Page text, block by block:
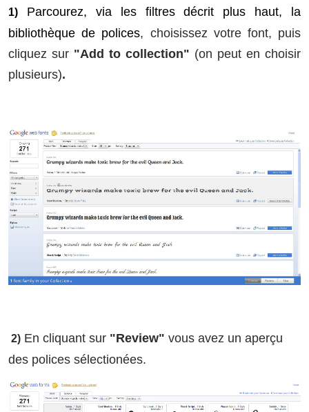
1) Parcourez, via les filtres décrit plus haut, la
bibliothèque de polices, choisissez votre font, puis
cliquez sur "Add to collection" (on peut en choisir
plusieurs).
2) En cliquant sur "Review" vous avez un aperçu
des polices sélectionées.